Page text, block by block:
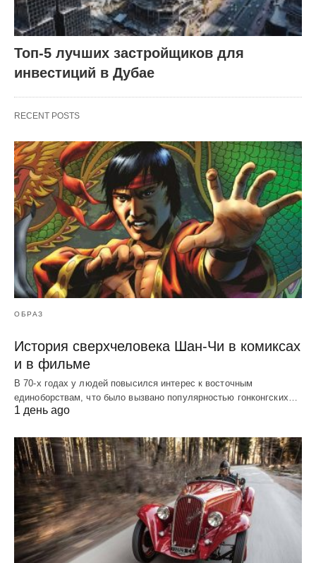
Топ-5 лучших застройщиков для
инвестиций в Дубае
RECENT POSTS
ОБРАЗ
История сверхчеловека Шан-Чи в комиксах
и в фильме
В 70-х годах у людей повысился интерес к восточным
единоборствам, что было вызвано популярностью гонконгских…
1 день ago